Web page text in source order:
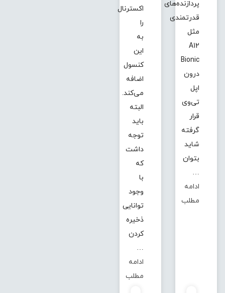
پردازنده‌های
قدرتمندی
مثل
A12
Bionic
درون
اپل
تی‌وی
قرار
گرفته
شاید
بتوان
…
ادامه
مطلب
اکسترنال
را
به
این
کنسول
اضافه
می‌کند.
البته
باید
توجه
داشت
که
با
وجود
توانایی
ذخیره
کردن
…
ادامه
مطلب